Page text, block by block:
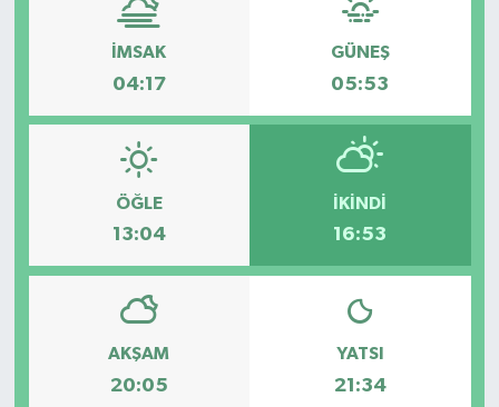
İMSAK
04:17
GÜNEŞ
05:53
ÖĞLE
13:04
İKINDI
16:53
AKŞAM
20:05
YATSI
21:34